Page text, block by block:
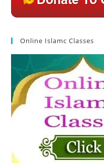
Online Islamc Classes